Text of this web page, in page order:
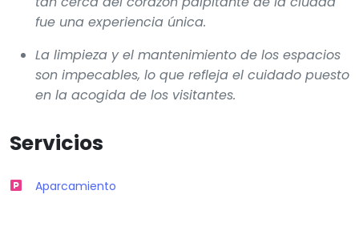
fue una experiencia única.
La limpieza y el mantenimiento de los espacios
son impecables, lo que refleja el cuidado puesto
en la acogida de los visitantes.
Servicios
Aparcamiento